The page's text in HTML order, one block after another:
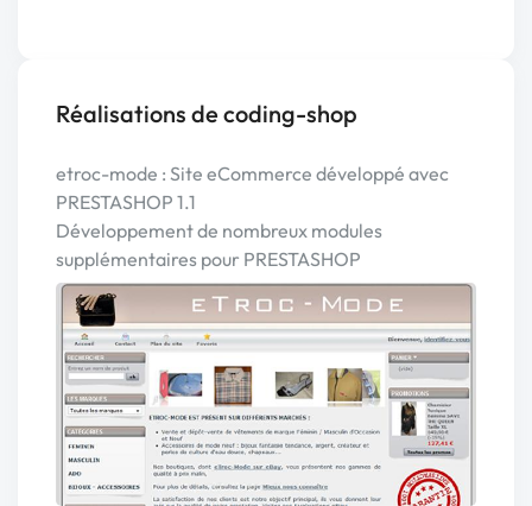
Réalisations de coding-shop
etroc-mode : Site eCommerce développé avec
PRESTASHOP 1.1
Développement de nombreux modules
supplémentaires pour PRESTASHOP